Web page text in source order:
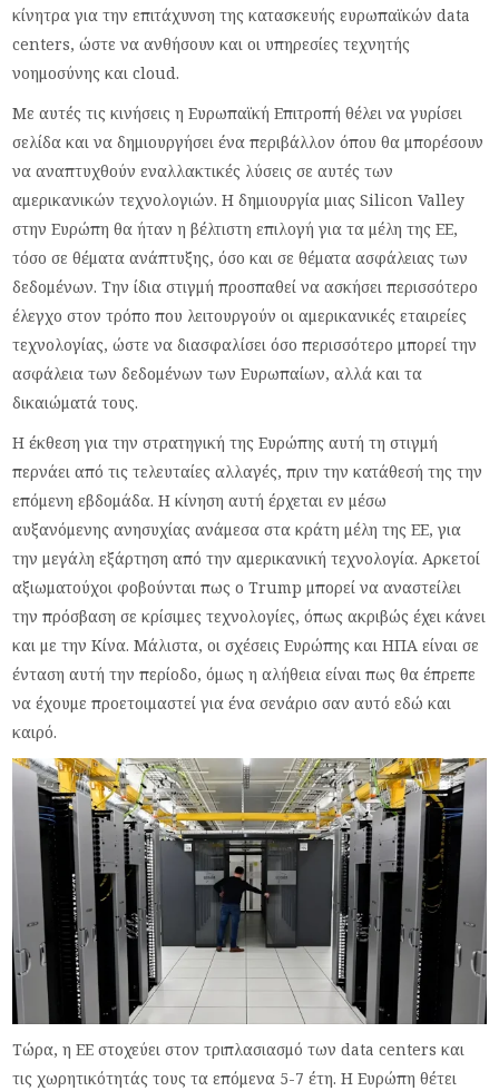
κίνητρα για την επιτάχυνση της κατασκευής ευρωπαϊκών data
centers, ώστε να ανθήσουν και οι υπηρεσίες τεχνητής
νοημοσύνης και cloud.
Με αυτές τις κινήσεις η Ευρωπαϊκή Επιτροπή θέλει να γυρίσει
σελίδα και να δημιουργήσει ένα περιβάλλον όπου θα μπορέσουν
να αναπτυχθούν εναλλακτικές λύσεις σε αυτές των
αμερικανικών τεχνολογιών. Η δημιουργία μιας Silicon Valley
στην Ευρώπη θα ήταν η βέλτιστη επιλογή για τα μέλη της ΕΕ,
τόσο σε θέματα ανάπτυξης, όσο και σε θέματα ασφάλειας των
δεδομένων. Την ίδια στιγμή προσπαθεί να ασκήσει περισσότερο
έλεγχο στον τρόπο που λειτουργούν οι αμερικανικές εταιρείες
τεχνολογίας, ώστε να διασφαλίσει όσο περισσότερο μπορεί την
ασφάλεια των δεδομένων των Ευρωπαίων, αλλά και τα
δικαιώματά τους.
Η έκθεση για την στρατηγική της Ευρώπης αυτή τη στιγμή
περνάει από τις τελευταίες αλλαγές, πριν την κατάθεσή της την
επόμενη εβδομάδα. Η κίνηση αυτή έρχεται εν μέσω
αυξανόμενης ανησυχίας ανάμεσα στα κράτη μέλη της ΕΕ, για
την μεγάλη εξάρτηση από την αμερικανική τεχνολογία. Αρκετοί
αξιωματούχοι φοβούνται πως ο Trump μπορεί να αναστείλει
την πρόσβαση σε κρίσιμες τεχνολογίες, όπως ακριβώς έχει κάνει
και με την Κίνα. Μάλιστα, οι σχέσεις Ευρώπης και ΗΠΑ είναι σε
ένταση αυτή την περίοδο, όμως η αλήθεια είναι πως θα έπρεπε
να έχουμε προετοιμαστεί για ένα σενάριο σαν αυτό εδώ και
καιρό.
Τώρα, η EE στοχεύει στον τριπλασιασμό των data centers και
τις χωρητικότητάς τους τα επόμενα 5-7 έτη. Η Ευρώπη θέτει